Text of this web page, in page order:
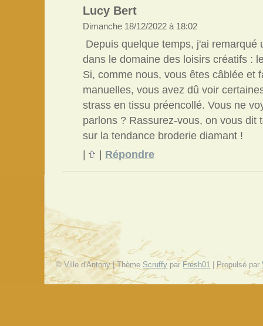
Lucy Bert
Dimanche 18/12/2022 à 18:02
Depuis quelque temps, j'ai remarqué
dans le domaine des loisirs créatifs :
Si, comme nous, vous êtes câblée et
manuelles, vous avez dû voir
strass en tissu préencollé. Vous ne
parlons ? Rassurez-vous, on vous dit
sur la tendance broderie diamant !
|
Répondre
© Ville d'Antony | Thème Scruffy par Fresh01 | Propulsé par